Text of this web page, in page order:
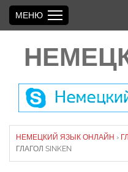
МЕНЮ
НЕМЕЦКИЙ ЯЗЫК ОНЛАЙН ›
ГЛАГОЛ SINKEN